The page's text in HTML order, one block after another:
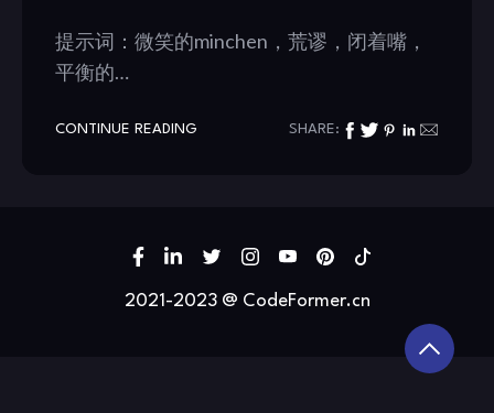
提示词：微笑的minchen，荒谬，闭着嘴，
平衡的…
CONTINUE READING SHARE:
2021-2023 @ CodeFormer.cn